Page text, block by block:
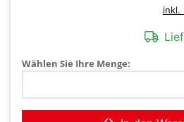
inkl.
Wählen Sie Ihre Menge: